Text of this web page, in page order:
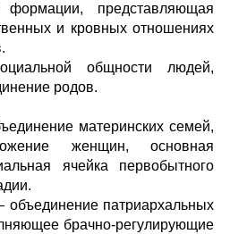
формации, представляющая
и кровных отношениях
общности людей,
родов.
материнских семей,
женщин, основная
ячейка первобытного
патриархальных
брачно-регулирующие